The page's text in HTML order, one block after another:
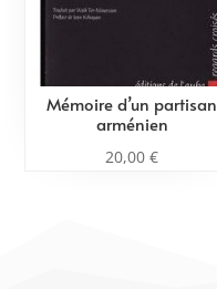
Mémoire d’un partisan
arménien
20,00€